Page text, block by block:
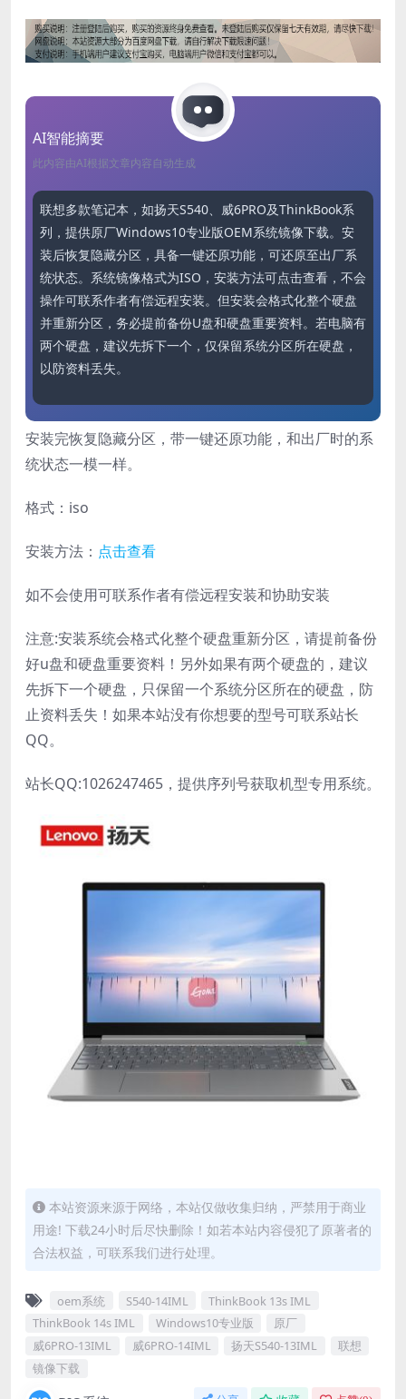
AI智能摘要
此内容由AI根据文章内容自动生成
联想多款笔记本，如扬天S540、威6PRO及ThinkBook系
列，提供原厂Windows10专业版OEM系统镜像下载。安
装后恢复隐藏分区，具备一键还原功能，可还原至出厂系
统状态。系统镜像格式为ISO，安装方法可点击查看，不会
操作可联系作者有偿远程安装。但安装会格式化整个硬盘
并重新分区，务必提前备份U盘和硬盘重要资料。若电脑有
两个硬盘，建议先拆下一个，仅保留系统分区所在硬盘，
以防资料丢失。
安装完恢复隐藏分区，带一键还原功能，和出厂时的系
统状态一模一样。
格式：iso
安装方法： 点击查看
如不会使用可联系作者有偿远程安装和协助安装
注意:安装系统会格式化整个硬盘重新分区，请提前备份
好u盘和硬盘重要资料！另外如果有两个硬盘的，建议
先拆下一个硬盘，只保留一个系统分区所在的硬盘，防
止资料丢失！如果本站没有你想要的型号可联系站长
QQ。
站长QQ:1026247465，提供序列号获取机型专用系统。
本站资源来源于网络，本站仅做收集归纳，严禁用于商业
用途! 下载24小时后尽快删除！如若本站内容侵犯了原著者的
合法权益，可联系我们进行处理。
oem系统 S540-14IML
ThinkBook 13s IML
ThinkBook 14s IML
Windows10专业版
原厂
威6PRO-13IML
威6PRO-14IML 扬天S540-13IML
联想
镜像下载